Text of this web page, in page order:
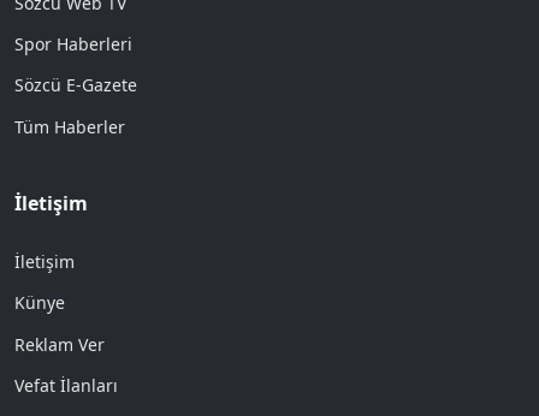
Spor Haberleri
Sözcü E-Gazete
Tüm Haberler
İletişim
İletişim
Künye
Reklam Ver
Vefat İlanları